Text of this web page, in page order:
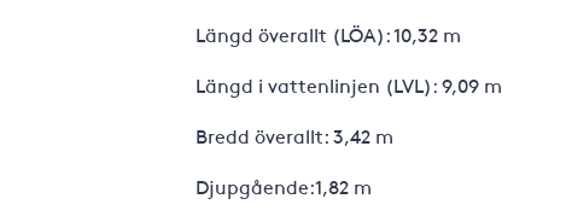
Längd överallt (LÖA): 10,32 m
Längd i vattenlinjen (LVL): 9,09 m
Bredd överallt: 3,42 m
Djupgående:1,82 m